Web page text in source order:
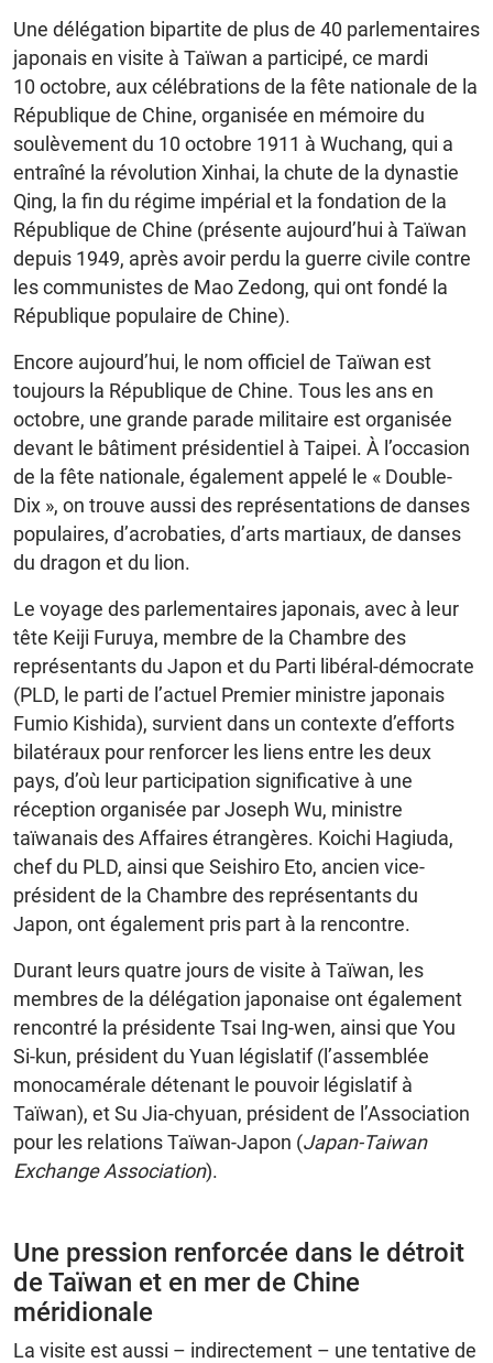
Une délégation bipartite de plus de 40 parlementaires
japonais en visite à Taïwan a participé, ce mardi
10 octobre, aux célébrations de la fête nationale de la
République de Chine, organisée en mémoire du
soulèvement du 10 octobre 1911 à Wuchang, qui a
entraîné la révolution Xinhai, la chute de la dynastie
Qing, la fin du régime impérial et la fondation de la
République de Chine (présente aujourd’hui à Taïwan
depuis 1949, après avoir perdu la guerre civile contre
les communistes de Mao Zedong, qui ont fondé la
République populaire de Chine).
Encore aujourd’hui, le nom officiel de Taïwan est
toujours la République de Chine. Tous les ans en
octobre, une grande parade militaire est organisée
devant le bâtiment présidentiel à Taipei. À l’occasion
de la fête nationale, également appelé le « Double-
Dix », on trouve aussi des représentations de danses
populaires, d’acrobaties, d’arts martiaux, de danses
du dragon et du lion.
Le voyage des parlementaires japonais, avec à leur
tête Keiji Furuya, membre de la Chambre des
représentants du Japon et du Parti libéral-démocrate
(PLD, le parti de l’actuel Premier ministre japonais
Fumio Kishida), survient dans un contexte d’efforts
bilatéraux pour renforcer les liens entre les deux
pays, d’où leur participation significative à une
réception organisée par Joseph Wu, ministre
taïwanais des Affaires étrangères. Koichi Hagiuda,
chef du PLD, ainsi que Seishiro Eto, ancien vice-
président de la Chambre des représentants du
Japon, ont également pris part à la rencontre.
Durant leurs quatre jours de visite à Taïwan, les
membres de la délégation japonaise ont également
rencontré la présidente Tsai Ing-wen, ainsi que You
Si-kun, président du Yuan législatif (l’assemblée
monocamérale détenant le pouvoir législatif à
Taïwan), et Su Jia-chyuan, président de l’Association
pour les relations Taïwan-Japon (Japan-Taiwan
Exchange Association).
Une pression renforcée dans le détroit
de Taïwan et en mer de Chine
méridionale
La visite est aussi – indirectement – une tentative de